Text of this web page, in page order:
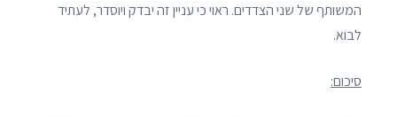
המשותף של שני הצדדים. ראוי כי עניין זה יבדק ויוסדר, לעתיד
לבוא.
סיכום: